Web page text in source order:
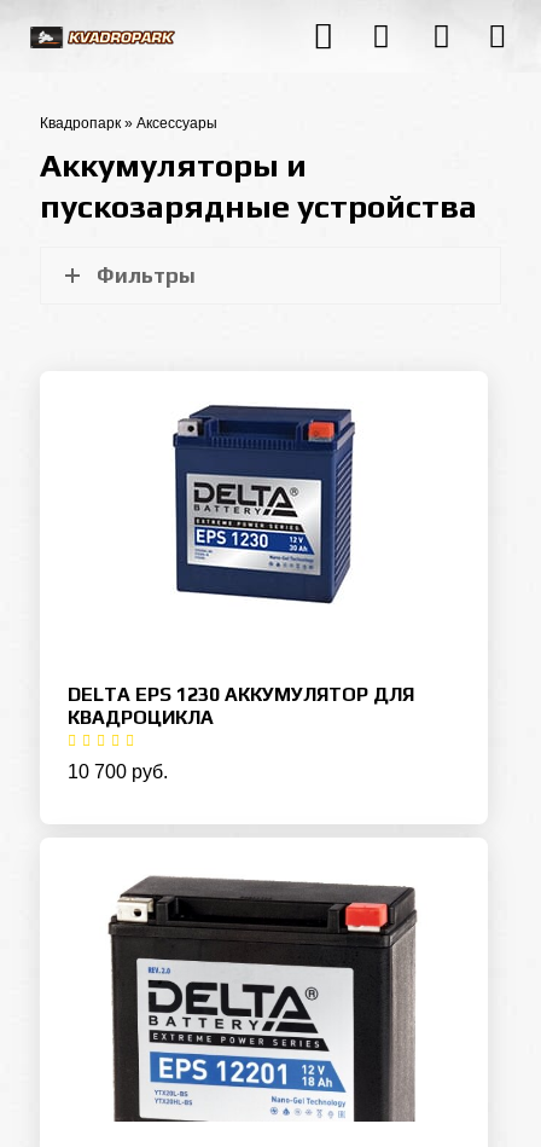
Квадропарк » Аксессуары
Аккумуляторы и
пускозарядные устройства
Фильтры
DELTA EPS 1230 АККУМУЛЯТОР ДЛЯ
КВАДРОЦИКЛА
10 700 руб.